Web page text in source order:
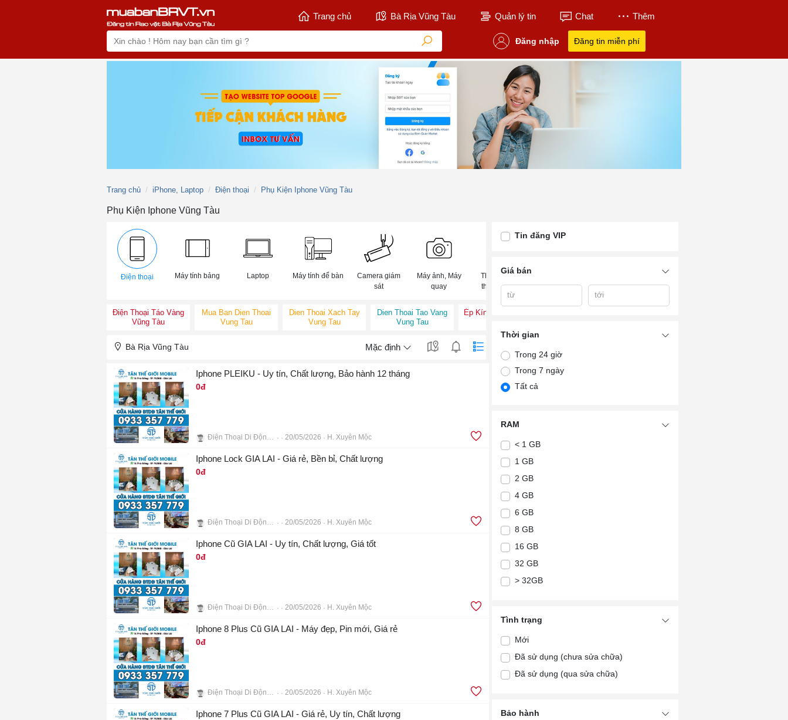
Trang chủ Bà Rịa Vũng Tàu Quản lý tin Chat Thêm
Đăng nhập Đăng tin miễn phí
Trang chủ iPhone, Laptop Điện thoại Phụ Kiện Iphone Vũng Tàu
Phụ Kiện Iphone Vũng Tàu
Điện thoại Máy tính bảng Laptop Máy tính để bàn
Camera giám
sát
Máy ảnh, Máy
quay
Thiết bị đeo
thông minh
hình, Chuột,...)
Card,...)
Điện Thoại Táo Vàng
Vũng Tàu
Mua Ban Dien Thoai
Vung Tau
Dien Thoai Xach Tay
Vung Tau
Dien Thoai Tao Vang
Vung Tau
Ép Kính Iphone Vũng
Bà Rịa Vũng Tàu Mặc định
Iphone PLEIKU - Uy tín, Chất lượng, Bảo hành 12 tháng
0đ
Điện Thoại Di Động TÂN THẾ GIỚI 20/05/2026 H. Xuyên Mộc
Iphone Lock GIA LAI - Giá rẻ, Bền bỉ, Chất lượng
0đ
Điện Thoại Di Động TÂN THẾ GIỚI 20/05/2026 H. Xuyên Mộc
Iphone Cũ GIA LAI - Uy tín, Chất lượng, Giá tốt
0đ
Điện Thoại Di Động TÂN THẾ GIỚI 20/05/2026 H. Xuyên Mộc
Iphone 8 Plus Cũ GIA LAI - Máy đẹp, Pin mới, Giá rẻ
0đ
Điện Thoại Di Động TÂN THẾ GIỚI 20/05/2026 H. Xuyên Mộc
Iphone 7 Plus Cũ GIA LAI - Giá rẻ, Uy tín, Chất lượng
Tin đăng VIP
Giá bán
từ tới
Thời gian
Trong 24 giờ
Trong 7 ngày
Tất cả
RAM
< 1 GB
1 GB
2 GB
4 GB
6 GB
8 GB
16 GB
32 GB
> 32GB
Tình trạng
Mới
Đã sử dụng (chưa sửa chữa)
Đã sử dụng (qua sửa chữa)
Bảo hành